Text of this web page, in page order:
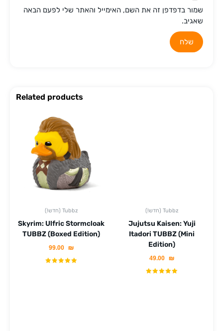
שמור בדפדפן זה את השם, האימייל והאתר שלי לפעם הבאה
שאגיב.
Related products
(!חדש) Tubbz
Skyrim: Ulfric Stormcloak
TUBBZ (Boxed Edition)
99.00 ₪
(!חדש) Tubbz
Jujutsu Kaisen: Yuji
Itadori TUBBZ (Mini
Edition)
49.00 ₪